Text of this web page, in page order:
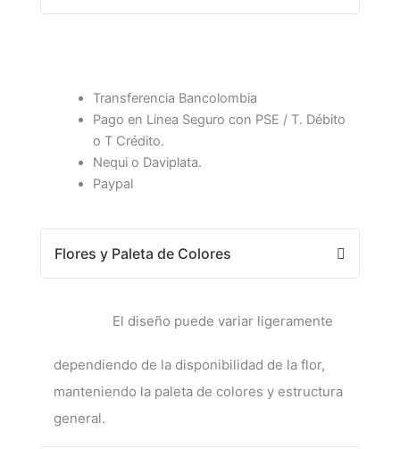
Transferencia Bancolombia
Pago en Linea Seguro con PSE / T. Débito
o T Crédito.
Nequi o Daviplata.
Paypal
Flores y Paleta de Colores
El diseño puede variar ligeramente
dependiendo de la disponibilidad de la flor,
manteniendo la paleta de colores y estructura
general.